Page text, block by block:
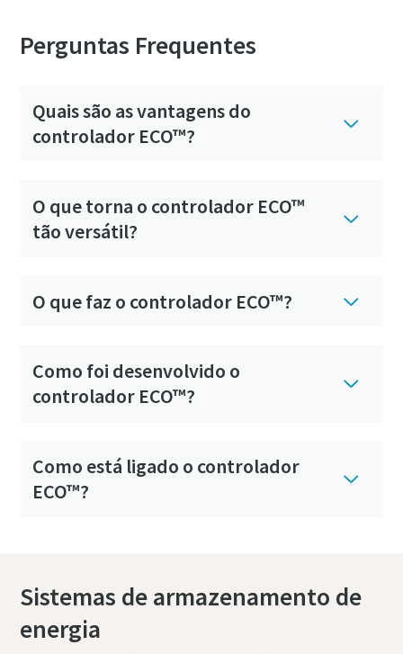
Perguntas Frequentes
Quais são as vantagens do
controlador ECO™?
O que torna o controlador ECO™
tão versátil?
O que faz o controlador ECO™?
Como foi desenvolvido o
controlador ECO™?
Como está ligado o controlador
ECO™?
Sistemas de armazenamento de
energia